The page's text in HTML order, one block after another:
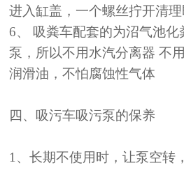
进入缸盖，一个螺丝拧开清
6、 吸粪车配套的为沼气池
泵，所以不用水汽分离器 不
润滑油，不怕腐蚀性气体
四、吸污车吸污泵的保养
1、长期不使用时，让泵空转